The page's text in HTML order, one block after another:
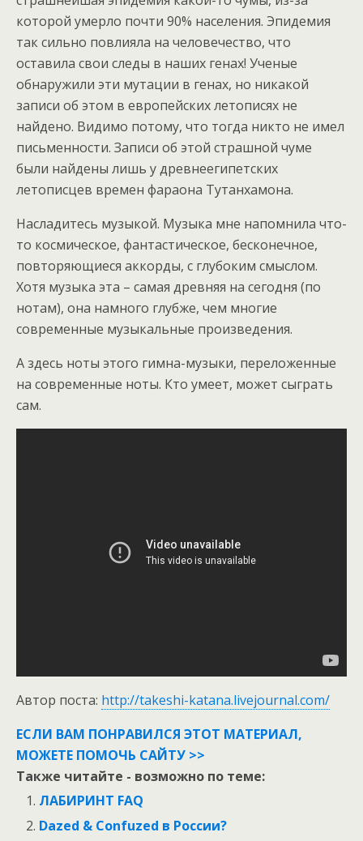
которой умерло почти 90% населения. Эпидемия
так сильно повлияла на человечество, что
оставила свои следы в наших генах! Ученые
обнаружили эти мутации в генах, но никакой
записи об этом в европейских летописях не
найдено. Видимо потому, что тогда никто не имел
письменности. Записи об этой страшной чуме
были найдены лишь у древнеегипетских
летописцев времен фараона Тутанхамона.
Насладитесь музыкой. Музыка мне напомнила что-
то космическое, фантастическое, бесконечное,
повторяющиеся аккорды, с глубоким смыслом.
Хотя музыка эта – самая древняя на сегодня (по
нотам), она намного глубже, чем многие
современные музыкальные произведения.
А здесь ноты этого гимна-музыки, переложенные
на современные ноты. Кто умеет, может сыграть
сам.
Автор поста: http://takeshi-katana.livejournal.com/
ЕСЛИ ВАМ ПОНРАВИЛСЯ ЭТОТ МАТЕРИАЛ,
МОЖЕТЕ ПОМОЧЬ САЙТУ >>
Также читайте - возможно по теме:
ЛАБИРИНТ FAQ
Dazed & Confuzed в России?